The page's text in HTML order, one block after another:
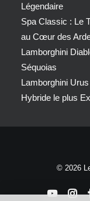
Légendaire
Spa Classic : Le
au Cœur des
Lamborghini
Séquoias
Lamborghini
Hybride le plus
© 2026